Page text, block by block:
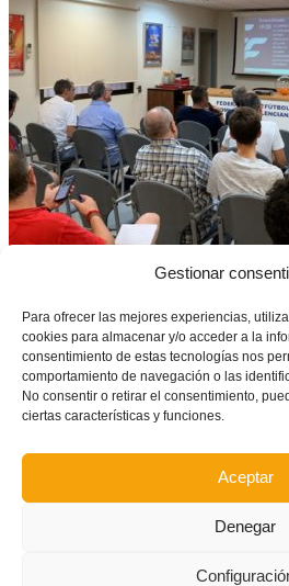
Gestionar
Para ofrecer las mejores experiencias,
cookies para almacenar y/o acceder a la
consentimiento de estas tecnologías nos
comportamiento de navegación o las
No consentir o retirar el consentimiento,
ciertas características y funciones.
Aceptar
Denegar
Calendario del grupo VI de la Tercera